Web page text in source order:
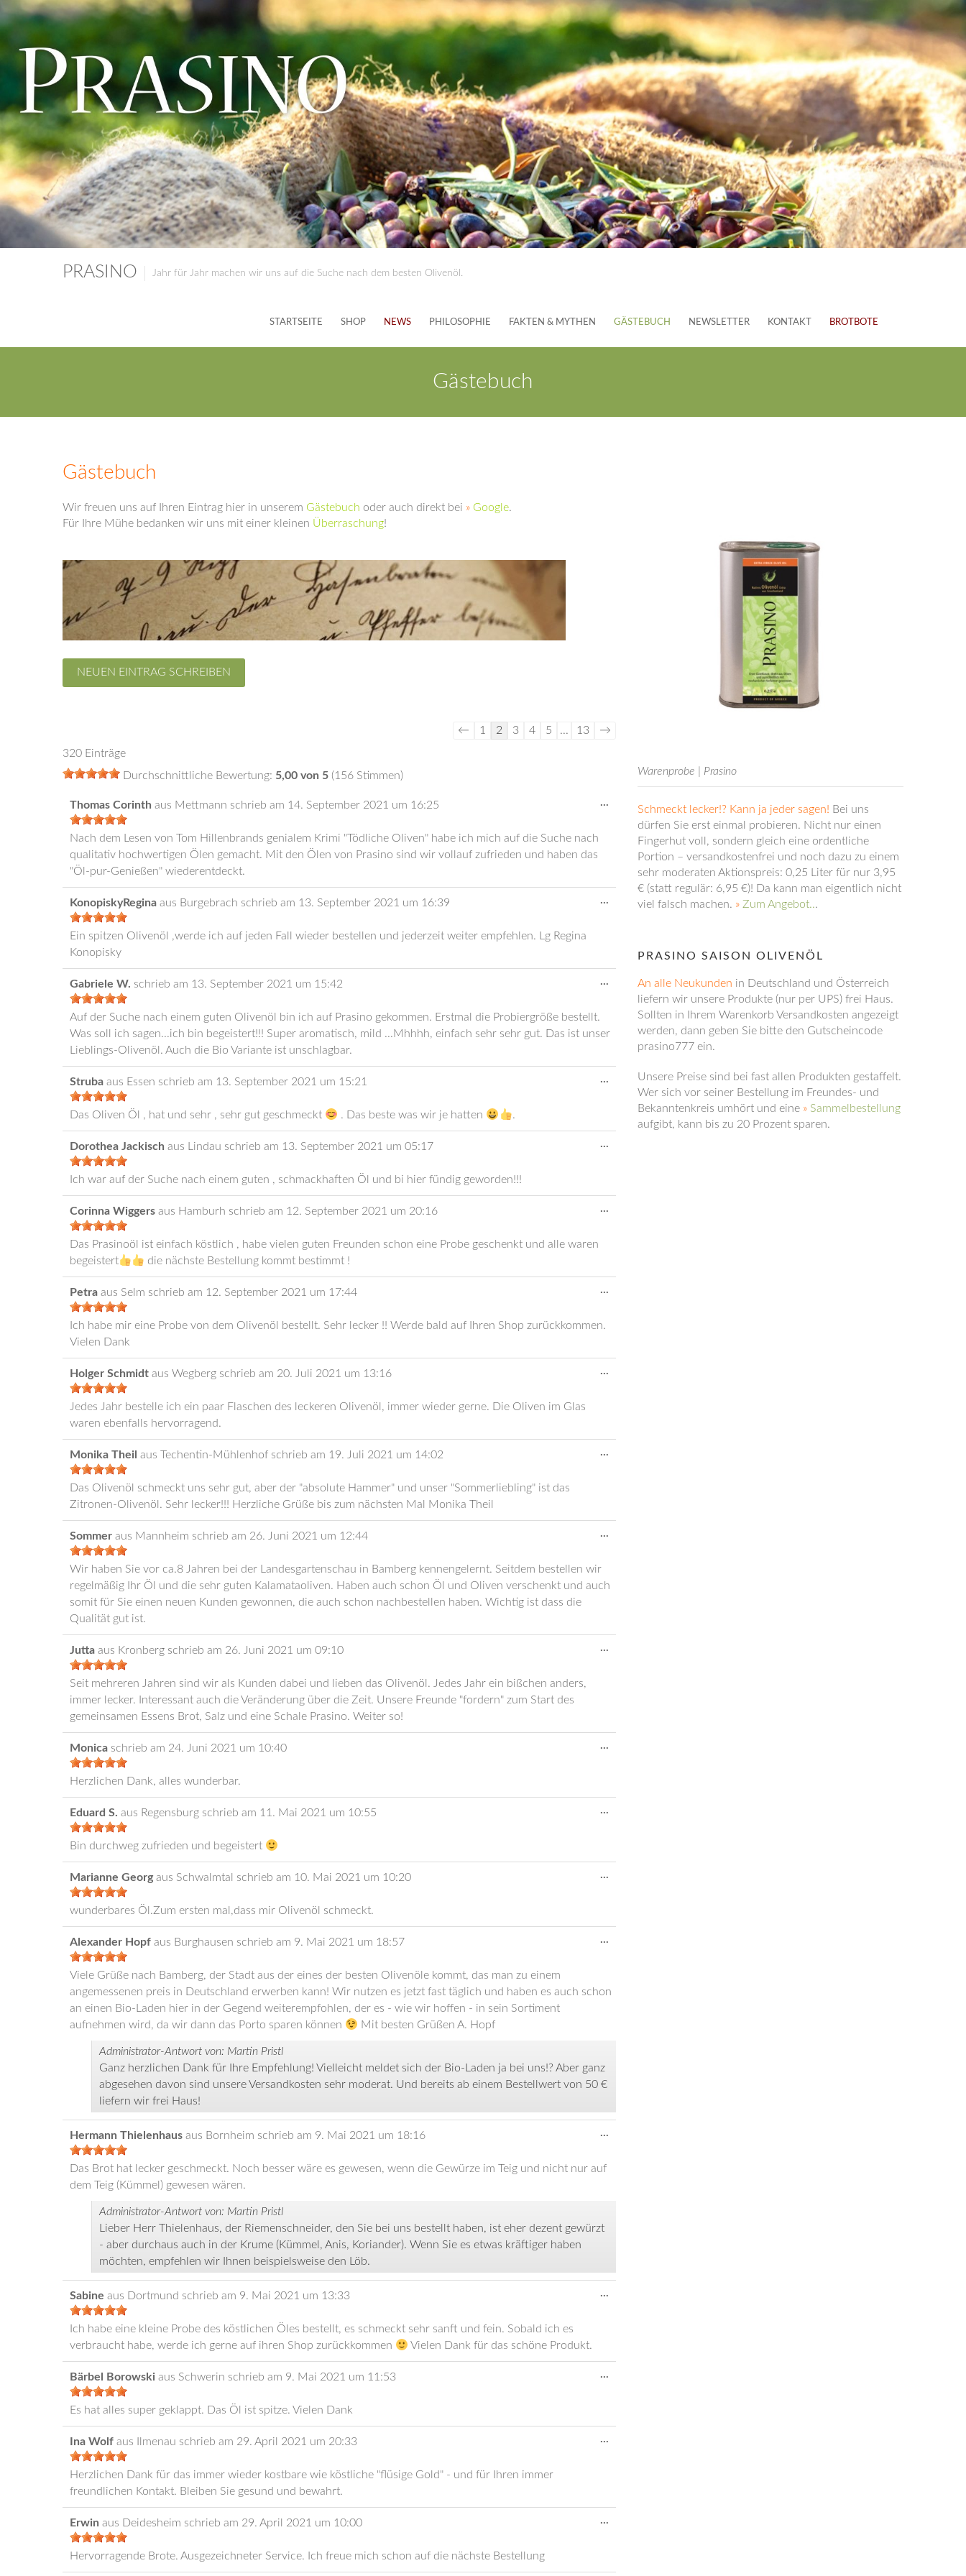
PRASINO Jahr für Jahr machen wir uns auf die Suche nach dem besten Olivenöl.
STARTSEITE SHOP NEWS PHILOSOPHIE FAKTEN & MYTHEN GÄSTEBUCH NEWSLETTER KONTAKT BROTBOTE
Gästebuch
Gästebuch
Wir freuen uns auf Ihren Eintrag hier in unserem Gästebuch oder auch direkt bei » Google.
Für Ihre Mühe bedanken wir uns mit einer kleinen Überraschung!
Guestbook
← 1 2 3 4 5 ... 13
→
320 Einträge
Durchschnittliche Bewertung: 5,00 von 5 (156 Stimmen)
Thomas Corinth aus Mettmann schrieb am 14. September 2021 um 16:25
Nach dem Lesen von Tom Hillenbrands genialem Krimi "Tödliche Oliven" habe ich mich auf die Suche nach
qualitativ hochwertigen Ölen gemacht. Mit den Ölen von Prasino sind wir vollauf zufrieden und haben das
"Öl-pur-Genießen" wiederentdeckt.
...
Metabox
ein-/ausblenden.
KonopiskyRegina aus Burgebrach schrieb am 13. September 2021 um 16:39
Ein spitzen Olivenöl ,werde ich auf jeden Fall wieder bestellen und jederzeit weiter empfehlen. Lg Regina
Konopisky
...
Metabox
Gabriele W. schrieb am 13. September 2021 um 15:42
Auf der Suche nach einem guten Olivenöl bin ich auf Prasino gekommen. Erstmal die Probiergröße bestellt.
Was soll ich sagen...ich bin begeistert!!! Super aromatisch, mild ...Mhhhh, einfach sehr sehr gut. Das ist unser
Lieblings-Olivenöl. Auch die Bio Variante ist unschlagbar.
...
ein-/ausblenden.
Struba aus Essen schrieb am 13. September 2021 um 15:21
Das Oliven Öl , hat und sehr , sehr gut geschmeckt . Das beste was wir je hatten .
...
Metabox
Dorothea Jackisch aus Lindau schrieb am 13. September 2021 um 05:17
Ich war auf der Suche nach einem guten , schmackhaften Öl und bi hier fündig geworden!!!
...
Corinna Wiggers aus Hamburh schrieb am 12. September 2021 um 20:16
Das Prasinoöl ist einfach köstlich , habe vielen guten Freunden schon eine Probe geschenkt und alle waren
begeistert
die nächste Bestellung kommt bestimmt !
...
Petra aus Selm schrieb am 12. September 2021 um 17:44
Ich habe mir eine Probe von dem Olivenöl bestellt. Sehr lecker !! Werde bald auf Ihren Shop zurückkommen.
Vielen Dank
...
Holger Schmidt aus Wegberg schrieb am 20. Juli 2021 um 13:16
Jedes Jahr bestelle ich ein paar Flaschen des leckeren Olivenöl, immer wieder gerne. Die Oliven im Glas
waren ebenfalls hervorragend.
...
Monika Theil aus Techentin-Mühlenhof schrieb am 19. Juli 2021 um 14:02
Das Olivenöl schmeckt uns sehr gut, aber der "absolute Hammer" und unser "Sommerliebling" ist das
Zitronen-Olivenöl. Sehr lecker!!! Herzliche Grüße bis zum nächsten Mal Monika Theil
...
Sommer aus Mannheim schrieb am 26. Juni 2021 um 12:44
Wir haben Sie vor ca.8 Jahren bei der Landesgartenschau in Bamberg kennengelernt. Seitdem bestellen wir
regelmäßig Ihr Öl und die sehr guten Kalamataoliven. Haben auch schon Öl und Oliven verschenkt und auch
somit für Sie einen neuen Kunden gewonnen, die auch schon nachbestellen haben. Wichtig ist dass die
Qualität gut ist.
...
Jutta aus Kronberg schrieb am 26. Juni 2021 um 09:10
Seit mehreren Jahren sind wir als Kunden dabei und lieben das Olivenöl. Jedes Jahr ein bißchen anders,
immer lecker. Interessant auch die Veränderung über die Zeit. Unsere Freunde "fordern" zum Start des
gemeinsamen Essens Brot, Salz und eine Schale Prasino. Weiter so!
...
Monica schrieb am 24. Juni 2021 um 10:40
Herzlichen Dank, alles wunderbar.
...
Eduard S. aus Regensburg schrieb am 11. Mai 2021 um 10:55
Bin durchweg zufrieden und begeistert
...
Marianne Georgaus Schwalmtal schrieb am 10. Mai 2021 um 10:20
wunderbares Öl.Zum ersten mal,dass mir Olivenöl schmeckt.
...
Alexander Hopf aus Burghausen schrieb am 9. Mai 2021 um 18:57
Viele Grüße nach Bamberg, der Stadt aus der eines der besten Olivenöle kommt, das man zu einem
angemessenen preis in Deutschland erwerben kann! Wir nutzen es jetzt fast täglich und haben es auch schon
an einen Bio-Laden hier in der Gegend weiterempfohlen, der es - wie wir hoffen - in sein Sortiment
aufnehmen wird, da wir dann das Porto sparen können
Mit besten Grüßen A. Hopf
Administrator-Antwort von: Martin Pristl
Ganz herzlichen Dank für Ihre Empfehlung! Vielleicht meldet sich der Bio-Laden ja bei uns!? Aber ganz
abgesehen davon sind unsere Versandkosten sehr moderat. Und bereits ab einem Bestellwert von 50 €
liefern wir frei Haus!
...
Hermann Thielenhaus aus Bornheim schrieb am 9. Mai 2021 um 18:16
Das Brot hat lecker geschmeckt. Noch besser wäre es gewesen, wenn die Gewürze im Teig und nicht nur auf
dem Teig (Kümmel) gewesen wären.
Administrator-Antwort von: Martin Pristl
Lieber Herr Thielenhaus, der Riemenschneider, den Sie bei uns bestellt haben, ist eher dezent gewürzt
- aber durchaus auch in der Krume (Kümmel, Anis, Koriander). Wenn Sie es etwas kräftiger haben
möchten, empfehlen wir Ihnen beispielsweise den Löb.
...
Sabine aus Dortmund schrieb am 9. Mai 2021 um 13:33
Ich habe eine kleine Probe des köstlichen Öles bestellt, es schmeckt sehr sanft und fein. Sobald ich es
verbraucht habe, werde ich gerne auf ihren Shop zurückkommen
Vielen Dank für das schöne Produkt.
...
Bärbel Borowski aus Schwerin schrieb am 9. Mai 2021 um 11:53
Es hat alles super geklappt. Das Öl ist spitze. Vielen Dank
...
Ina Wolf aus Ilmenau schrieb am 29. April 2021 um 20:33
Herzlichen Dank für das immer wieder kostbare wie köstliche "flüsige Gold" - und für Ihren immer
freundlichen Kontakt. Bleiben Sie gesund und bewahrt.
...
Erwin aus Deidesheim schrieb am 29. April 2021 um 10:00
Hervorragende Brote. Ausgezeichneter Service. Ich freue mich schon auf die nächste Bestellung
...
Warenprobe | Prasino
Schmeckt lecker!? Kann ja jeder sagen! Bei uns
dürfen Sie erst einmal probieren. Nicht nur einen
Fingerhut voll, sondern gleich eine ordentliche
Portion – versandkostenfrei und noch dazu zu einem
sehr moderaten Aktionspreis: 0,25 Liter für nur 3,95
€ (statt regulär: 6,95 €)! Da kann man eigentlich nicht
viel falsch machen. » Zum Angebot...
PRASINO SAISON OLIVENÖL
An alle Neukunden in Deutschland und Österreich
liefern wir unsere Produkte (nur per UPS) frei Haus.
Sollten in Ihrem Warenkorb Versandkosten angezeigt
werden, dann geben Sie bitte den Gutscheincode
prasino777 ein.
Unsere Preise sind bei fast allen Produkten gestaffelt.
Wer sich vor seiner Bestellung im Freundes- und
Bekanntenkreis umhört und eine » Sammelbestellung
aufgibt, kann bis zu 20 Prozent sparen.